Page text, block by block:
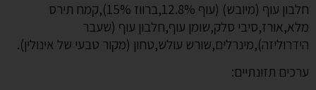
חלבון עוף (מיובש) (עוף 12.8%,ברווז 15%),קמח תירס
מלא,אורז,סיבי סלק,שומן עוף,חלבון עוף (שעבר
הידרוליזה),מינרלים,שורש עולש,טחון (מקור טבעי של אינולין).
ערכים תזונתיים: